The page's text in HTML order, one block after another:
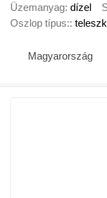
Üzemanyag dízel
Oszlop típus:
Magyarország